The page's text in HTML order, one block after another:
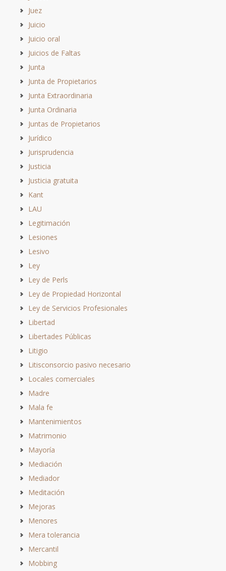
Juez
Juicio
Juicio oral
Juicios de Faltas
Junta
Junta de Propietarios
Junta Extraordinaria
Junta Ordinaria
Juntas de Propietarios
Jurídico
Jurisprudencia
Justicia
Justicia gratuita
Kant
LAU
Legitimación
Lesiones
Lesivo
Ley
Ley de Perls
Ley de Propiedad Horizontal
Ley de Servicios Profesionales
Libertad
Libertades Públicas
Litigio
Litisconsorcio pasivo necesario
Locales comerciales
Madre
Mala fe
Mantenimientos
Matrimonio
Mayoría
Mediación
Mediador
Meditación
Mejoras
Menores
Mera tolerancia
Mercantil
Mobbing